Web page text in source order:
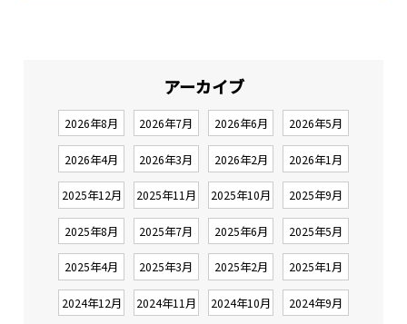
アーカイブ
2026年8月 2026年7月 2026年6月 2026年5月
2026年4月 2026年3月 2026年2月 2026年1月
2025年12月 2025年11月 2025年10月 2025年9月
2025年8月 2025年7月 2025年6月 2025年5月
2025年4月 2025年3月 2025年2月 2025年1月
2024年12月 2024年11月 2024年10月 2024年9月